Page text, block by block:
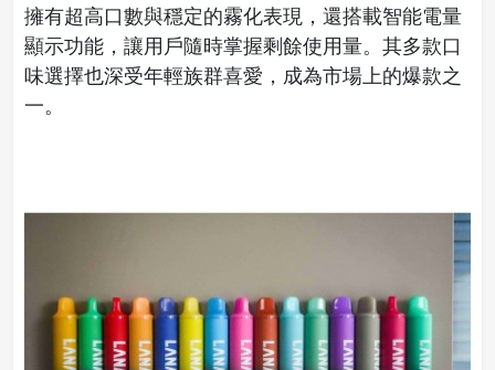
擁有超高口數與穩定的霧化表現，還搭載智能電量
顯示功能，讓用戶隨時掌握剩餘使用量。其多款口
味選擇也深受年輕族群喜愛，成為市場上的爆款之
一。